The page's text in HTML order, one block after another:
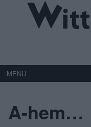
MENU
A-hem…